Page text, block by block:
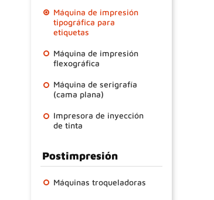
Máquina de impresión
tipográfica para
etiquetas
Máquina de impresión
flexográfica
Máquina de serigrafía
(cama plana)
Impresora de inyección
de tinta
Postimpresión
Máquinas troqueladoras